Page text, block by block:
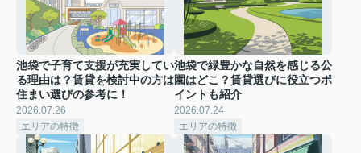
池袋で子育て支援が充実してい
る理由は？賃貸を検討中の方は
住まい選びの参考に！
2026.07.26
エリアの特徴
池袋で緑豊かな自然を感じる公
園はどこ？賃貸選びに役立つポ
イントも紹介
2026.07.24
エリアの特徴